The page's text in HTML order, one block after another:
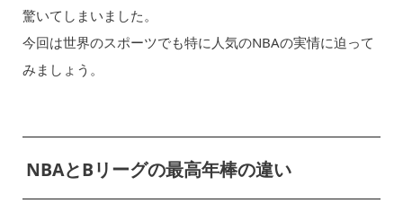
驚いてしまいました。
今回は世界のスポーツでも特に人気のNBAの実情に迫って
みましょう。
NBAとBリーグの最高年棒の違い